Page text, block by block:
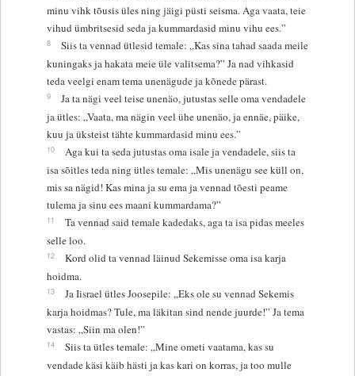
minu vihk tõusis üles ning jäigi püsti seisma. Aga vaata, teie
vihud ümbritsesid seda ja kummardasid minu vihu ees.”
8
Siis ta vennad ütlesid temale: „Kas sina tahad saada meile
kuningaks ja hakata meie üle valitsema?” Ja nad vihkasid
teda veelgi enam tema unenägude ja kõnede pärast.
9
Ja ta nägi veel teise unenäo, jutustas selle oma vendadele
ja ütles: „Vaata, ma nägin veel ühe unenäo, ja ennäe, päike,
kuu ja üksteist tähte kummardasid minu ees.”
10
Aga kui ta seda jutustas oma isale ja vendadele, siis ta
isa sõitles teda ning ütles temale: „Mis unenägu see küll on,
mis sa nägid! Kas mina ja su ema ja vennad tõesti peame
tulema ja sinu ees maani kummardama?”
11
Ta vennad said temale kadedaks, aga ta isa pidas meeles
selle loo.
12
Kord olid ta vennad läinud Sekemisse oma isa karja
hoidma.
13
Ja Iisrael ütles Joosepile: „Eks ole su vennad Sekemis
karja hoidmas? Tule, ma läkitan sind nende juurde!” Ja tema
vastas: „Siin ma olen!”
14
Siis ta ütles temale: „Mine ometi vaatama, kas su
vendade käsi käib hästi ja kas kari on korras, ja too mulle